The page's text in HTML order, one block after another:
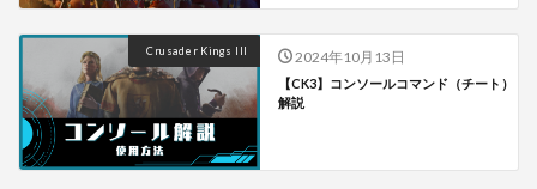
Crusader Kings III 2024年10月13日
【CK3】コンソールコマンド（チート）
解説